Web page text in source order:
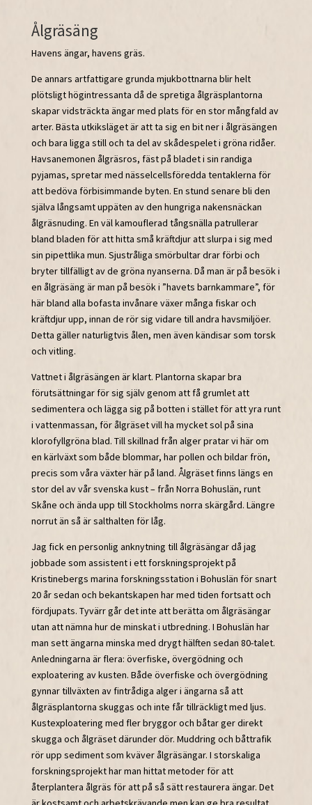
Ålgräsäng
Havens ängar, havens gräs.
De annars artfattigare grunda mjukbottnarna blir helt
plötsligt högintressanta då de spretiga ålgräsplantorna
skapar vidsträckta ängar med plats för en stor mångfald av
arter. Bästa utkiksläget är att ta sig en bit ner i ålgräsängen
och bara ligga still och ta del av skådespelet i gröna ridåer.
Havsanemonen ålgräsros, fäst på bladet i sin randiga
pyjamas, spretar med nässelcellsföredda tentaklerna för
att bedöva förbisimmande byten. En stund senare bli den
själva långsamt uppäten av den hungriga nakensnäckan
ålgräsnuding. En väl kamouflerad tångsnälla patrullerar
bland bladen för att hitta små kräftdjur att slurpa i sig med
sin pipettlika mun. Sjustråliga smörbultar drar förbi och
bryter tillfälligt av de gröna nyanserna. Då man är på besök i
en ålgräsäng är man på besök i ”havets barnkammare”, för
här bland alla bofasta invånare växer många fiskar och
kräftdjur upp, innan de rör sig vidare till andra havsmiljöer.
Detta gäller naturligtvis ålen, men även kändisar som torsk
och vitling.
Vattnet i ålgräsängen är klart. Plantorna skapar bra
förutsättningar för sig själv genom att få grumlet att
sedimentera och lägga sig på botten i stället för att yra runt
i vattenmassan, för ålgräset vill ha mycket sol på sina
klorofyllgröna blad. Till skillnad från alger pratar vi här om
en kärlväxt som både blommar, har pollen och bildar frön,
precis som våra växter här på land. Ålgräset finns längs en
stor del av vår svenska kust – från Norra Bohuslän, runt
Skåne och ända upp till Stockholms norra skärgård. Längre
norrut än så är salthalten för låg.
Jag fick en personlig anknytning till ålgräsängar då jag
jobbade som assistent i ett forskningsprojekt på
Kristinebergs marina forskningsstation i Bohuslän för snart
20 år sedan och bekantskapen har med tiden fortsatt och
fördjupats. Tyvärr går det inte att berätta om ålgräsängar
utan att nämna hur de minskat i utbredning. I Bohuslän har
man sett ängarna minska med drygt hälften sedan 80-talet.
Anledningarna är flera: överfiske, övergödning och
exploatering av kusten. Både överfiske och övergödning
gynnar tillväxten av fintrådiga alger i ängarna så att
ålgräsplantorna skuggas och inte får tillräckligt med ljus.
Kustexploatering med fler bryggor och båtar ger direkt
skugga och ålgräset därunder dör. Muddring och båttrafik
rör upp sediment som kväver ålgräsängar. I storskaliga
forskningsprojekt har man hittat metoder för att
återplantera ålgräs för att på så sätt restaurera ängar. Det